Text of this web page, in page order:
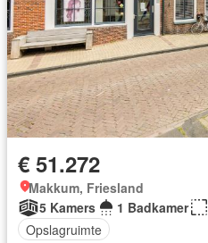
€ 51.272
Makkum, Friesland
5 Kamers
1 Badkamer
Opslagruimte